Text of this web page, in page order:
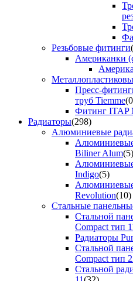
Резьбовые фитинги
Американки
Пресс-
труб Tiemme
Фитинг ITAP
Радиаторы(298)
Алюминиевые
Biliner Alum(5)
Indigo(5)
Revolution(10)
Стальные
Стальной
Compact тип
Радиаторы
Стальной
Compact тип
Стальной